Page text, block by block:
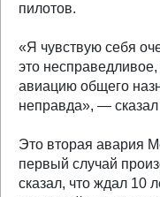
пилотов.
«Я чувствую себя
это
авиацию общего
неправда», —
Это вторая авария
первый случай
сказал, что ждал 10